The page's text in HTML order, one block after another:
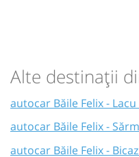
Alte destinații
autocar Băile Felix - Lacu
autocar Băile Felix -
autocar Băile Felix -